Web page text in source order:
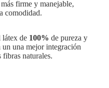
firme y manejable,
comodidad.
látex de 100% de pureza y
un una mejor integración
fibras naturales.